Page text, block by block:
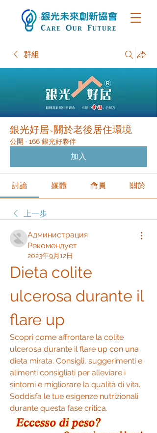
群組
銀光好居~關於老後居住環境
公開 · 166 銀光好夥伴
加入
討論 媒體 會員 關於
上一步
Администрация
Рекомендует
2023年9月12日
Dieta colite
ulcerosa durante il
flare up
Scopri come affrontare la colite
ulcerosa durante il flare up con una
dieta mirata. Consigli, suggerimenti e
alimenti consigliati per alleviare i
sintomi e migliorare la qualità di vita.
Soddisfa le tue esigenze nutrizionali
durante questa fase critica.